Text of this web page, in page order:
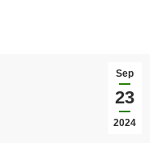
Sep
23
2024